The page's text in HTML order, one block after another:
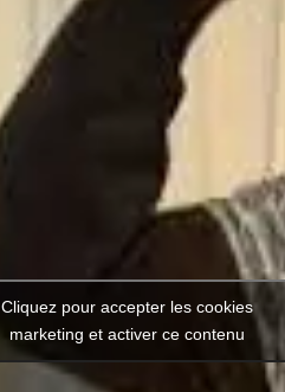
Cliquez pour accepter les cookies
marketing et activer ce contenu